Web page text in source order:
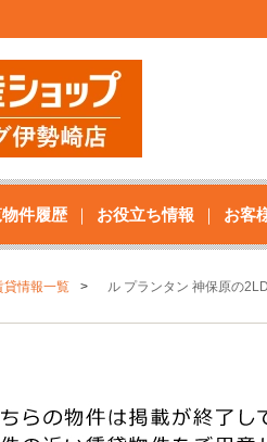
物件履歴 お役立ち情報 お客
貸情報一覧 ル プランタン 神保原の